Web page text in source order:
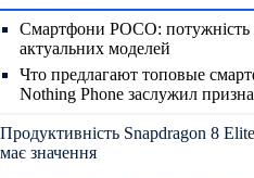
Смартфони POCO:
актуальних моделей
Что предлагают топовые
Nothing Phone заслужил
Продуктивність Snapdragon 8
має значення